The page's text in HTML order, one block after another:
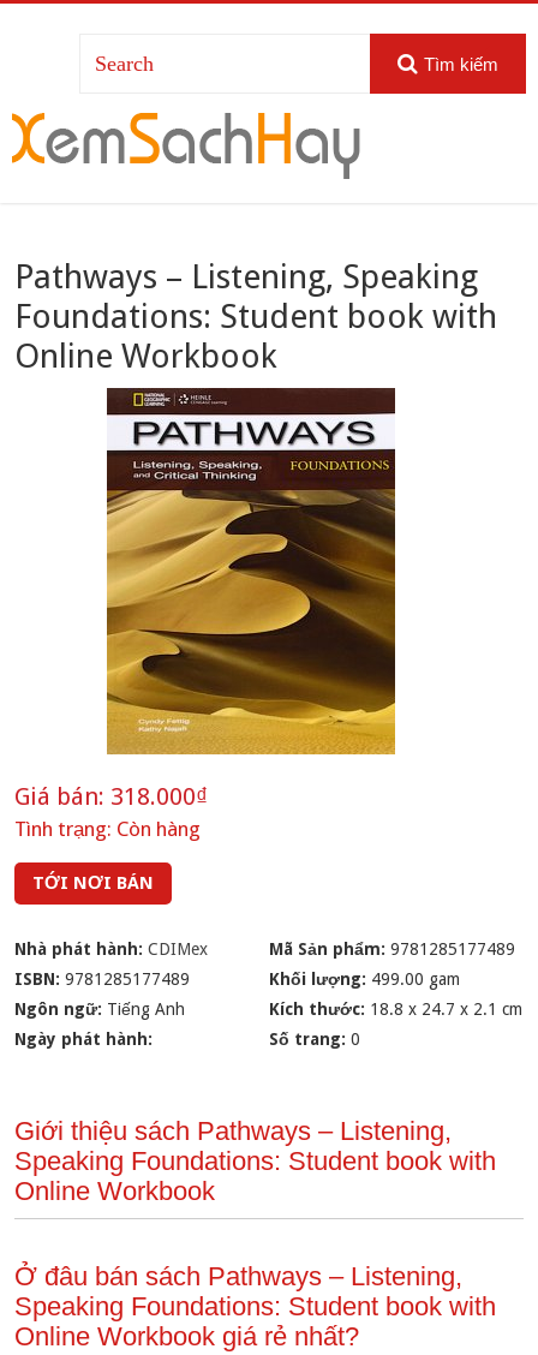
Tìm kiếm
Pathways – Listening, Speaking
Foundations: Student book with
Online Workbook
Giá bán: 318.000₫
Tình trạng: Còn hàng
TỚI NƠI BÁN
Nhà phát hành:CDIMex Mã Sản phẩm: 9781285177489
ISBN:9781285177489 Khối lượng: 499.00 gam
Ngôn ngữ: Tiếng Anh Kích thước: 18.8 x 24.7 x 2.1 cm
Ngày phát hành:
Số trang: 0
Giới thiệu sách Pathways – Listening,
Speaking Foundations: Student book with
Online Workbook
Ở đâu bán sách Pathways – Listening,
Speaking Foundations: Student book with
Online Workbook giá rẻ nhất?